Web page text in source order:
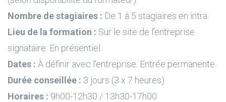
Nombre de stagiaires : De 1 à 5 stagiaires en intra.
Lieu de la formation : Sur le site de l’entreprise
signataire. En présentiel.
Dates : À définir avec l’entreprise. Entrée permanente.
Durée conseillée : 3 jours (3 x 7 heures)
Horaires : 9h00-12h30 / 13h30-17h00